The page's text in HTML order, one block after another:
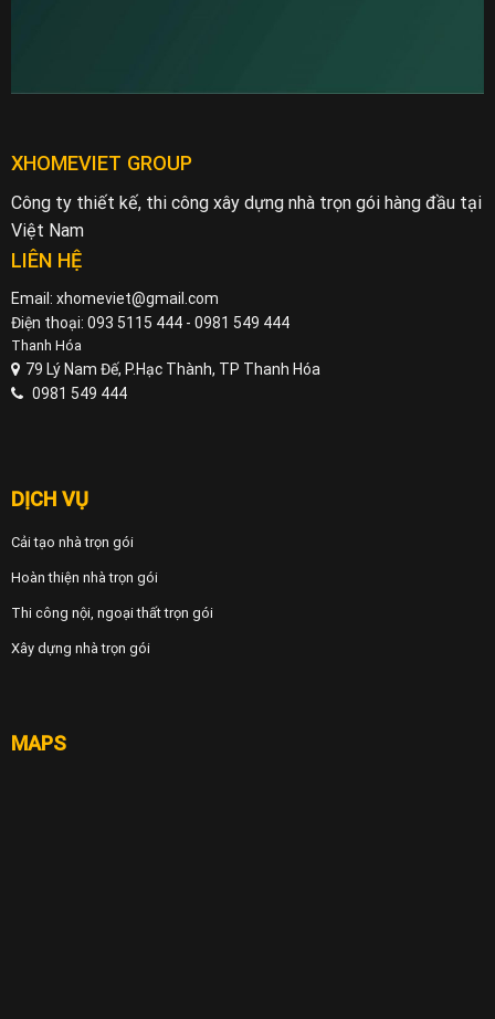
XHOMEVIET GROUP
Công ty thiết kế, thi công xây dựng nhà trọn gói hàng đầu tại
Việt Nam
LIÊN HỆ
Email: xhomeviet@gmail.com
Điện thoại: 093 5115 444 - 0981 549 444
Thanh Hóa
79 Lý Nam Đế, P.Hạc Thành, TP Thanh Hóa
0981 549 444
DỊCH VỤ
Cải tạo nhà trọn gói
Hoàn thiện nhà trọn gói
Thi công nội, ngoại thất trọn gói
Xây dựng nhà trọn gói
MAPS